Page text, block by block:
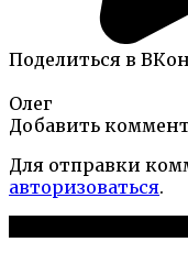
Поделиться в
Олег
Добавить
Для отправки
авторизоваться.